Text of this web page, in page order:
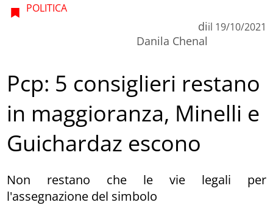
POLITICA
di
Danila Chenal
il 19/10/2021
Pcp: 5 consiglieri restano
in maggioranza, Minelli e
Guichardaz escono
Non restano che le vie legali per
l'assegnazione del simbolo